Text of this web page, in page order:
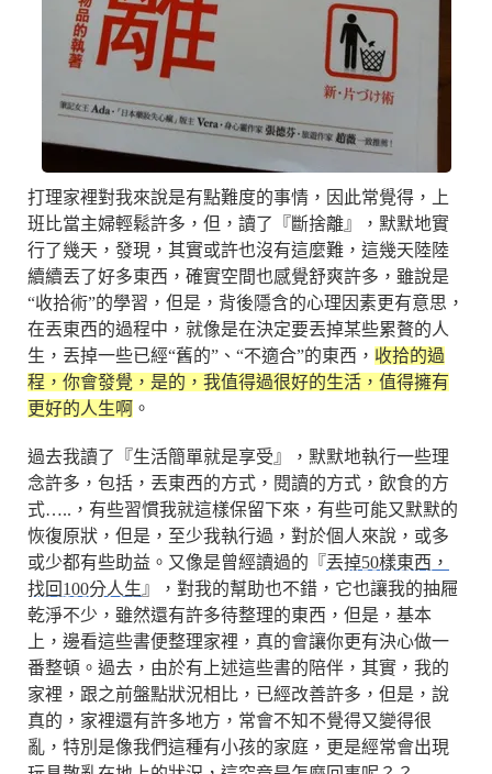
打理家裡對我來說是有點難度的事情，因此常覺得，上
班比當主婦輕鬆許多，但，讀了『斷捨離』，默默地實
行了幾天，發現，其實或許也沒有這麼難，這幾天陸陸
續續丟了好多東西，確實空間也感覺舒爽許多，雖說是
“收拾術”的學習，但是，背後隱含的心理因素更有意思，
在丟東西的過程中，就像是在決定要丟掉某些累贅的人
生，丟掉一些已經“舊的”、“不適合”的東西， 收拾的過
程，你會發覺，是的，我值得過很好的生活，值得擁有
更好的人生啊 。
過去我讀了『生活簡單就是享受』，默默地執行一些理
念許多，包括，丟東西的方式，閱讀的方式，飲食的方
式…..，有些習慣我就這樣保留下來，有些可能又默默的
恢復原狀，但是，至少我執行過，對於個人來說，或多
或少都有些助益。又像是曾經讀過的『丟掉50樣東西，
找回100分人生 』，對我的幫助也不錯，它也讓我的抽屜
乾淨不少，雖然還有許多待整理的東西，但是，基本
上，邊看這些書便整理家裡，真的會讓你更有決心做一
番整頓。過去，由於有上述這些書的陪伴，其實，我的
家裡，跟之前盤點狀況相比，已經改善許多，但是，說
真的，家裡還有許多地方，常會不知不覺得又變得很
亂，特別是像我們這種有小孩的家庭，更是經常會出現